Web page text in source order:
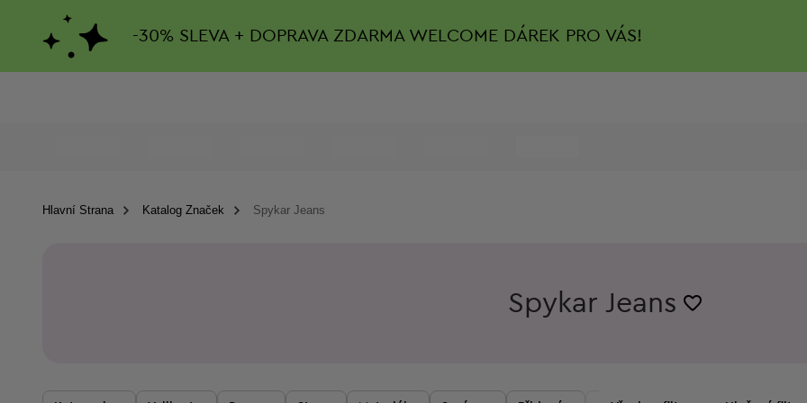
-30% SLEVA + DOPRAVA ZDARMAWELCOME DÁREK PRO VÁS!
Hlavní Strana Katalog Značek Spykar Jeans
Spykar Jeans